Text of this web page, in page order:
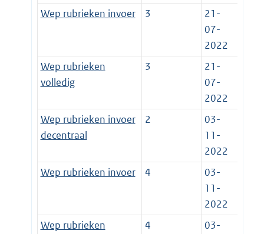
Wep rubrieken invoer
3
21-
07-
2022
Wep rubrieken
volledig
3
21-
07-
2022
Wep rubrieken invoer
decentraal
2
03-
11-
2022
Wep rubrieken invoer
4
03-
11-
2022
Wep rubrieken
4
03-